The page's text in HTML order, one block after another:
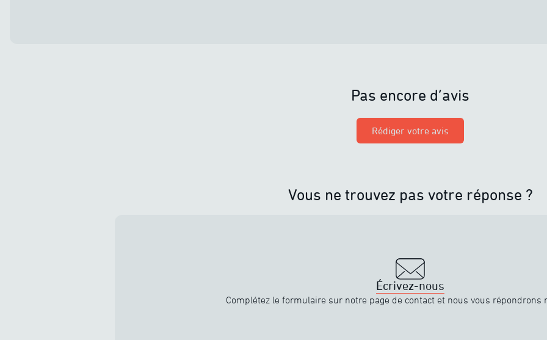
Pas encore d’avis
Rédiger votre avis
Vous ne trouvez pas votre réponse ?
Écrivez-nous
Complétez le formulaire sur notre page de contact et nous vous répondrons